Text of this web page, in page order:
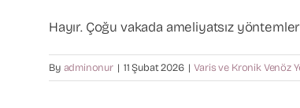
Hayır. Çoğu vakada ameliyatsız
By adminonur | 11 Şubat 2026 | Varis ve Kronik Venöz